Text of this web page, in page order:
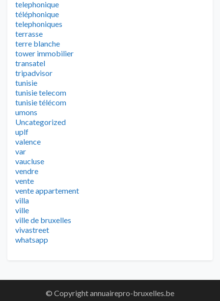
telephonique
téléphonique
telephoniques
terrasse
terre blanche
tower immobilier
transatel
tripadvisor
tunisie
tunisie telecom
tunisie télécom
umons
Uncategorized
uplf
valence
var
vaucluse
vendre
vente
vente appartement
villa
ville
ville de bruxelles
vivastreet
whatsapp
© Copyright annuairepro-bruxelles.be